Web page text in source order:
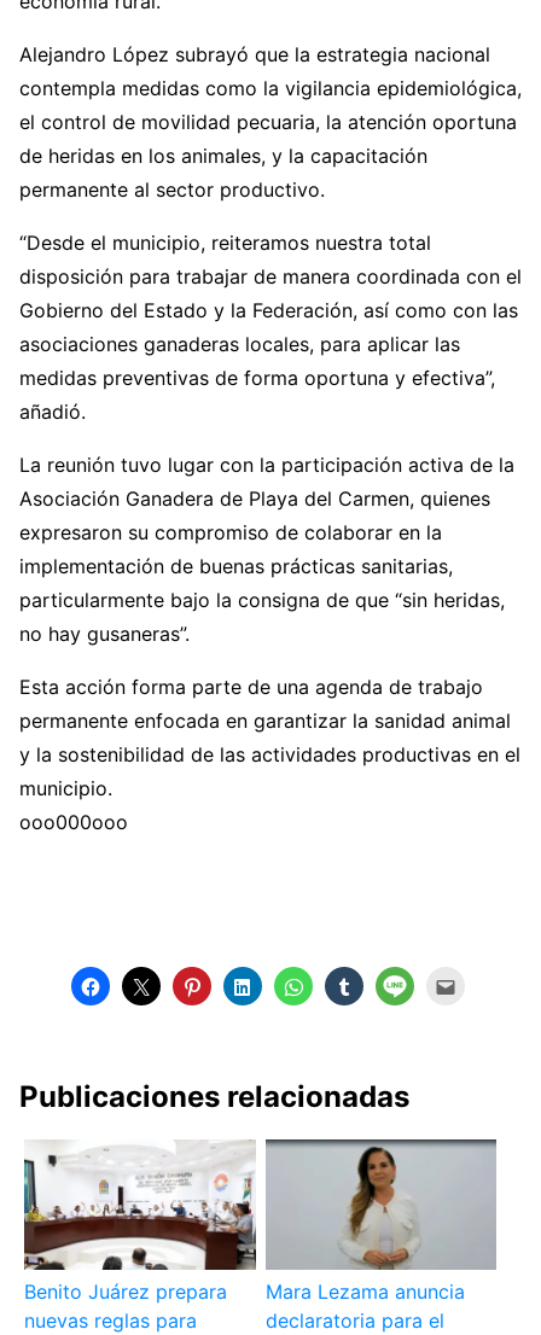
Alejandro López subrayó que la estrategia nacional
contempla medidas como la vigilancia epidemiológica,
el control de movilidad pecuaria, la atención oportuna
de heridas en los animales, y la capacitación
permanente al sector productivo.
“Desde el municipio, reiteramos nuestra total
disposición para trabajar de manera coordinada con el
Gobierno del Estado y la Federación, así como con las
asociaciones ganaderas locales, para aplicar las
medidas preventivas de forma oportuna y efectiva”,
añadió.
La reunión tuvo lugar con la participación activa de la
Asociación Ganadera de Playa del Carmen, quienes
expresaron su compromiso de colaborar en la
implementación de buenas prácticas sanitarias,
particularmente bajo la consigna de que “sin heridas,
no hay gusaneras”.
Esta acción forma parte de una agenda de trabajo
permanente enfocada en garantizar la sanidad animal
y la sostenibilidad de las actividades productivas en el
municipio.
ooo000ooo
Publicaciones relacionadas
Benito Juárez prepara
nuevas reglas para
Mara Lezama anuncia
declaratoria para el